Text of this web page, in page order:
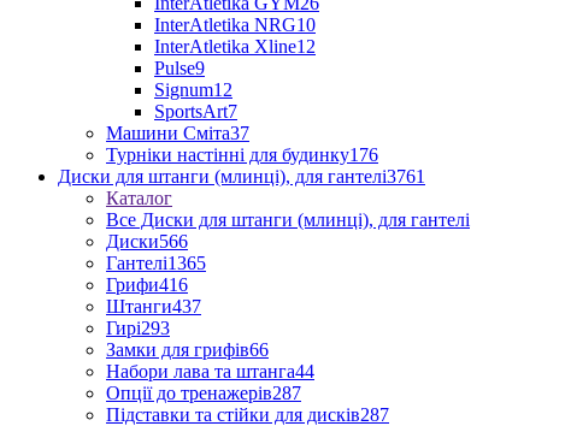
InterAtletika NRG10
InterAtletika Xline12
Pulse9
Signum12
SportsArt7
Машини Сміта37
Турніки настінні для будинку176
Диски для штанги (млинці), для гантелі3761
Каталог
Все Диски для штанги (млинці), для гантелі
Диски566
Гантелі1365
Грифи416
Штанги437
Гирі293
Замки для грифів66
Набори лава та штанга44
Опції до тренажерів287
Підставки та стійки для дисків287